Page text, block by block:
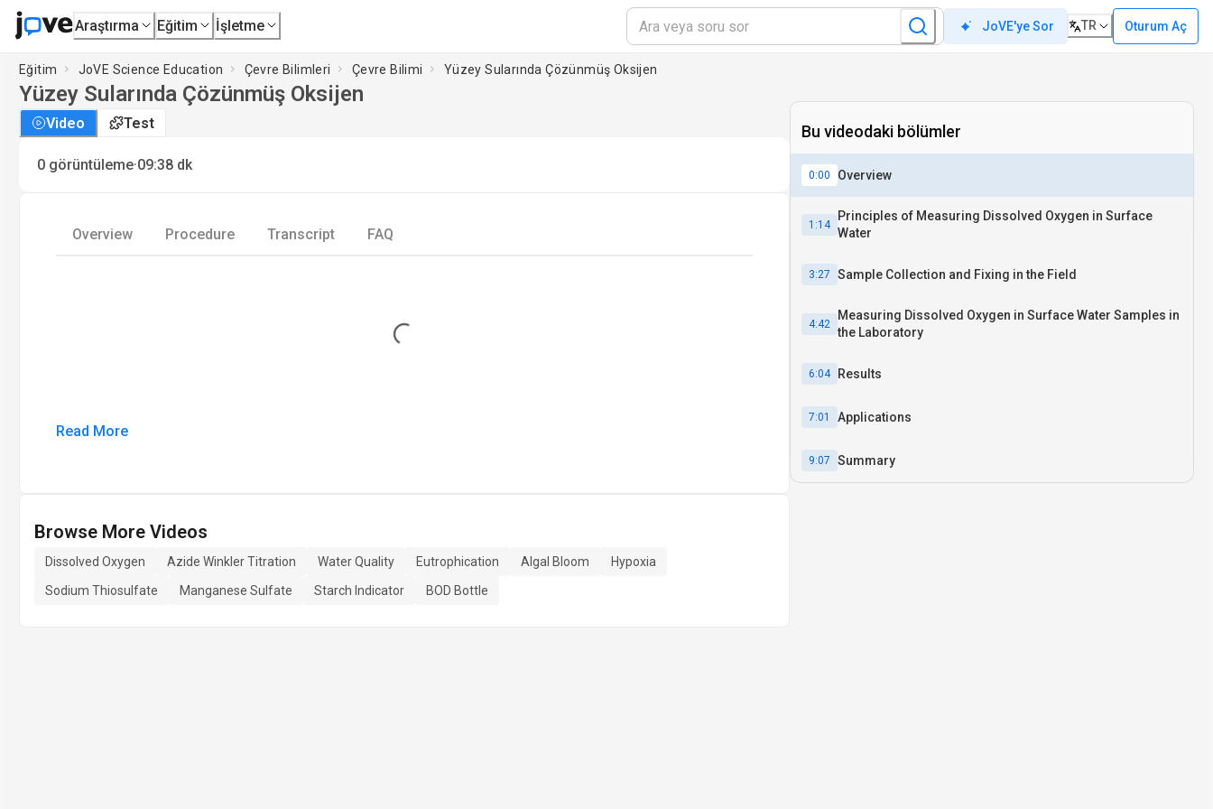
Araştırma Eğitim İşletme JoVE'ye Sor TR Oturum Aç
Eğitim JoVE Science Education Çevre Bilimleri Çevre Bilimi Yüzey Sularında Çözünmüş Oksijen
Yüzey Sularında Çözünmüş Oksijen
Video Test
0 görüntüleme·09:38 dk
Overview Procedure Transcript FAQ
Loading...
Read More
Browse More Videos
Dissolved Oxygen Azide Winkler Titration Water Quality Eutrophication Algal Bloom
Hypoxia
Sodium Thiosulfate
Manganese Sulfate Starch Indicator BOD Bottle
Bu videodaki bölümler
0:00 Overview
1:14
Principles of Measuring Dissolved Oxygen in Surface
Water
3:27 Sample Collection and Fixing in the Field
4:42
Measuring Dissolved Oxygen in Surface Water Samples in
the Laboratory
6:04 Results
7:01 Applications
9:07 Summary